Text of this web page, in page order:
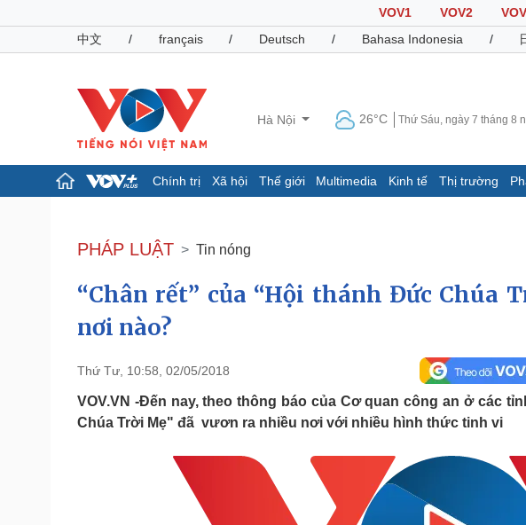
VOV1 VOV2
中文
/ français / Deutsch / Bahasa Indonesia /
Hà Nội 26°C Thứ Sáu, ngày 7 tháng 8
Chính trị Xã hội Thế giới Multimedia Kinh tế Thị trường
Đảng
Tổ chức nhân sự
Nhận diện sự thật
Dấu ấn VOV
Pháp luật
Tin nóng
Tư vấn luật
Việt Nam
Phân tích
Thể thao
Bóng đá
Lịch thi đấu
Thế giới thể thao
Hậu trường
Dinh dưỡng - món ngon
Đời sống
Nhà đẹp
Sân khấu - Điện
PHÁP LUẬT Tin nóng
“Chân rết” của “Hội thánh Đức Chúa
nơi nào?
Thứ Tư, 10:58, 02/05/2018
VOV.VN -Đến nay, theo thông báo của Cơ quan công an ở các
Chúa Trời Mẹ" đã vươn ra nhiều nơi với nhiều hình thức tinh vi